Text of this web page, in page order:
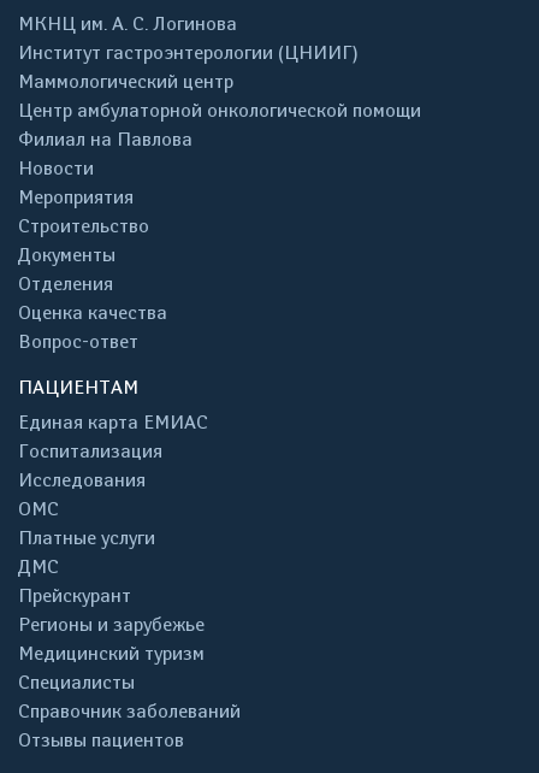
МКНЦ им. А. С. Логинова
Институт гастроэнтерологии (ЦНИИГ)
Маммологический центр
Центр амбулаторной онкологической помощи
Филиал на Павлова
Новости
Мероприятия
Строительство
Документы
Отделения
Оценка качества
Вопрос-ответ
ПАЦИЕНТАМ
Единая карта ЕМИАС
Госпитализация
Исследования
ОМС
Платные услуги
ДМС
Прейскурант
Регионы и зарубежье
Медицинский туризм
Специалисты
Справочник заболеваний
Отзывы пациентов